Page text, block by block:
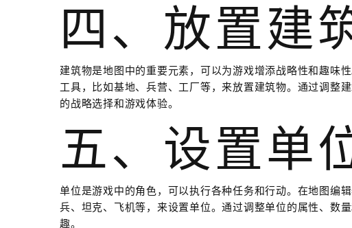
四、放置建
建筑物是地图中的重要元素，可以为游戏增添战略性和趣味
工具，比如基地、兵营、工厂等，来放置建筑物。通过调整
的战略选择和游戏体验。
五、设置单
单位是游戏中的角色，可以执行各种任务和行动。在地图编
兵、坦克、飞机等，来设置单位。通过调整单位的属性、数
趣。